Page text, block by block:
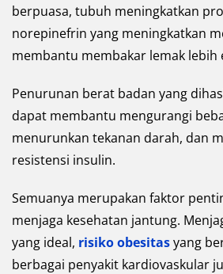
berpuasa, tubuh meningkatkan
norepinefrin yang meningkatkan
membantu membakar lemak lebih
Penurunan berat badan yang
dapat membantu mengurangi
menurunkan tekanan darah, dan
resistensi insulin.
Semuanya merupakan faktor
menjaga kesehatan jantung.
yang ideal, risiko obesitasyang
berbagai penyakit kardiovaskular